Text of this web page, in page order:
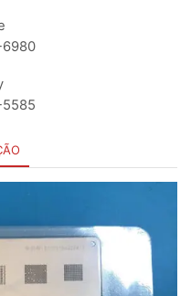
6980
5585